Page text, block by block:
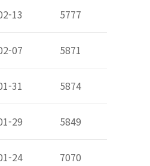
13 5777
07 5871
31 5874
29 5849
24 7070